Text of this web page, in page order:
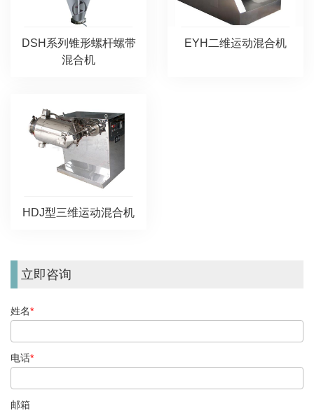
DSH系列锥形螺杆螺带
混合机
EYH二维运动混合机
HDJ型三维运动混合机
立即咨询
姓名*
电话*
邮箱